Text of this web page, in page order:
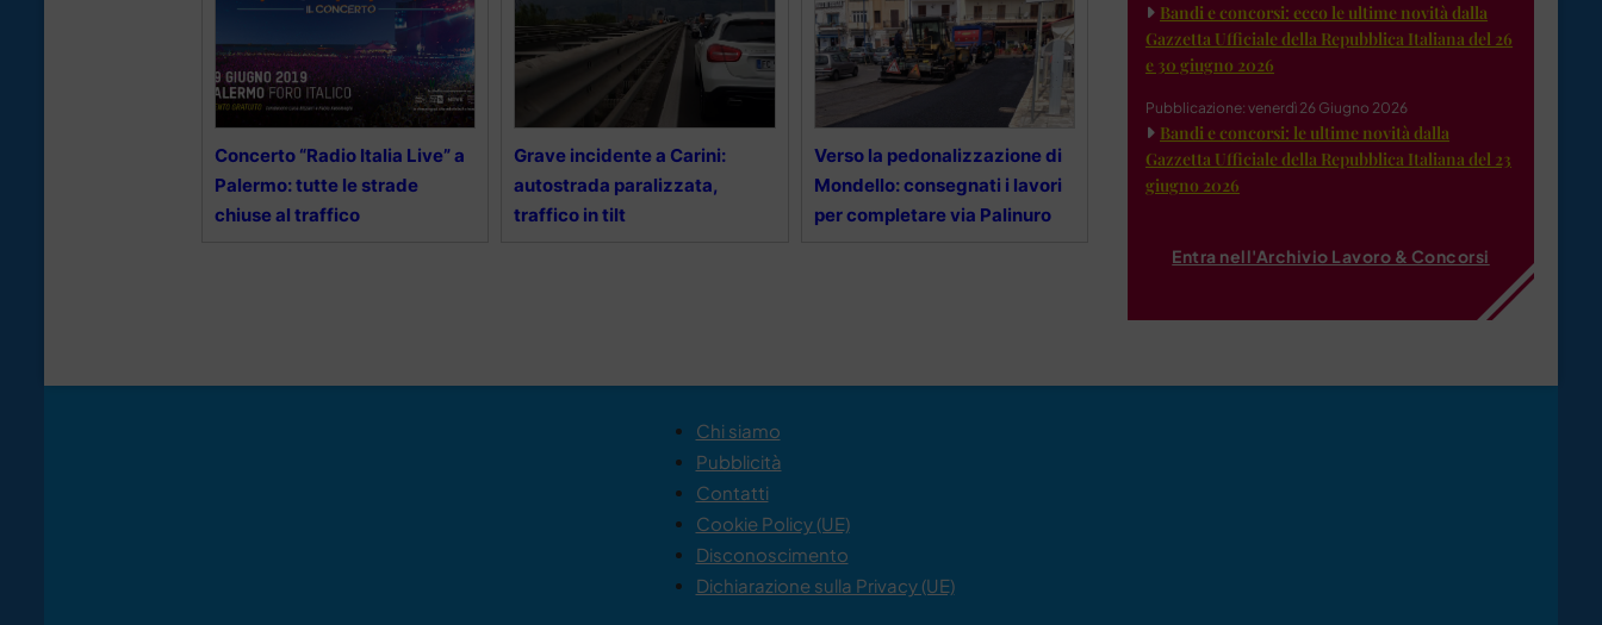
Concerto “Radio Italia Live” a
Palermo: tutte le strade
chiuse al traffico
Grave incidente a Carini:
autostrada paralizzata,
traffico in tilt
Verso la pedonalizzazione di
Mondello: consegnati i lavori
per completare via Palinuro
Bandi e concorsi: ecco le ultime novità dalla
Gazzetta Ufficiale della Repubblica Italiana del 26
e 30 giugno 2026
Pubblicazione: venerdì 26 Giugno 2026
Bandi e concorsi: le ultime novità dalla
Gazzetta Ufficiale della Repubblica Italiana del 23
giugno 2026
Entra nell'Archivio Lavoro & Concorsi
Chi siamo
Pubblicità
Contatti
Cookie Policy (UE)
Disconoscimento
Dichiarazione sulla Privacy (UE)